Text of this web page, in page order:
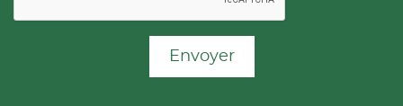
Envoyer